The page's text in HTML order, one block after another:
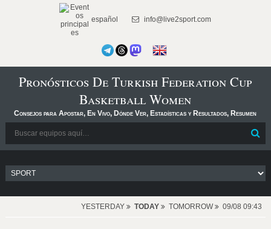
español info@live2sport.com
Pronósticos De Turkish Federation Cup
Basketball Women
Consejos para Apostar, En Vivo, Dónde Ver, Estadísticas y Resultados, Resumen
YESTERDAY TODAY TOMORROW 09/08 09:43